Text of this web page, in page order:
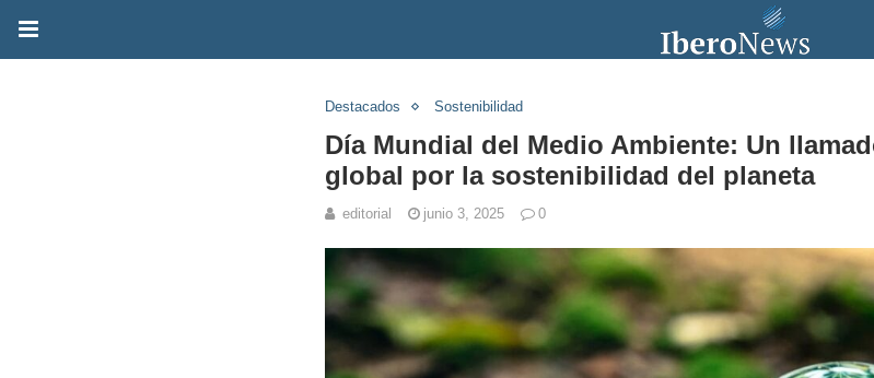
Destacados Sostenibilidad
Día Mundial del Medio Ambiente: Un
global por la sostenibilidad del planeta
editorial junio 3, 2025 0